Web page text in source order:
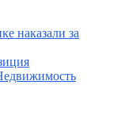
наказали за